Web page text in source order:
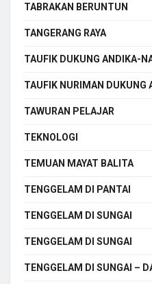
TABRAKAN BERUNTUN
TANGERANG RAYA
TAUFIK DUKUNG ANDIKA-
TAUFIK NURIMAN DUKUNG
TAWURAN PELAJAR
TEKNOLOGI
TEMUAN MAYAT BALITA
TENGGELAM DI PANTAI
TENGGELAM DI SUNGAI
TENGGELAM DI SUNGAI
TENGGELAM DI SUNGAI –